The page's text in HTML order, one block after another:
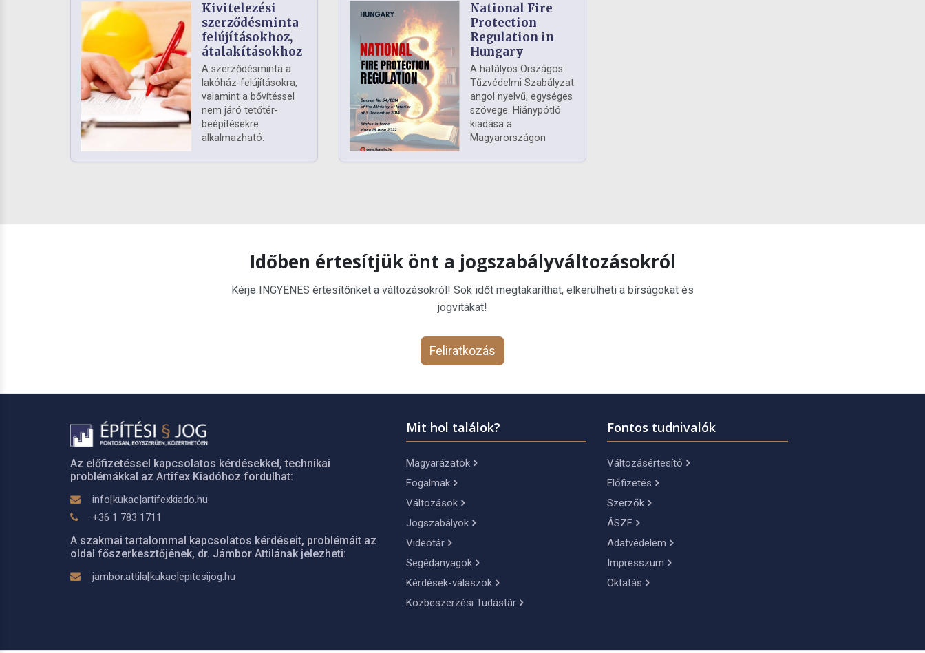
Kivitelezési
szerződésminta
felújításokhoz,
átalakításokhoz
A szerződésminta a
lakóház-felújításokra,
valamint a bővítéssel
nem járó tetőtér-
beépítésekre
alkalmazható.
National Fire
Protection
Regulation in
Hungary
A hatályos Országos
Tűzvédelmi Szabályzat
angol nyelvű, egységes
szövege. Hiánypótló
kiadása a
Magyarországon
Időben értesítjük önt a jogszabályváltozásokról
Kérje INGYENES értesítőnket a változásokról! Sok időt megtakaríthat, elkerülheti a bírságokat és
jogvitákat!
Feliratkozás
Az előfizetéssel kapcsolatos kérdésekkel, technikai
problémákkal az Artifex Kiadóhoz fordulhat:
info[kukac]artifexkiado.hu
+36 1 783 1711
A szakmai tartalommal kapcsolatos kérdéseit, problémáit az
oldal főszerkesztőjének, dr. Jámbor Attilának jelezheti:
jambor.attila[kukac]epitesijog.hu
Mit hol találok?
Magyarázatok
Fogalmak
Változások
Jogszabályok
Videótár
Segédanyagok
Kérdések-válaszok
Közbeszerzési Tudástár
Fontos tudnivalók
Változásértesítő
Előfizetés
Szerzők
ÁSZF
Adatvédelem
Impresszum
Oktatás